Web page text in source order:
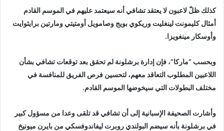
كذلك ظلّ لاعبون لا يعتقد تشافي أنه سيعتمد عليهم في الموسم القادم
أمثال كليمونت لينغليت وريكوي بويج وصامويل أومتيتي ومارتين برايثوايت
وأوسكار مينغويزا.
وبحسب “ماركا”، فإن إدارة برشلونة لم تحقق بعد توقعات تشافي بشأن
اللاعبين المطلوب التعاقد معهم، لتحسين فرص الفريق للمنافسة في
مختلف البطولات التي سيخوضها الموسم القادم.
وأشارت الصحيفة الإسبانية إلى أن تشافي قد تلقى وعدا من مسؤول كبير
في برشلونة بأنه سيضم البولندي روبرت ليفاندوفسكي من بايرن ميونيخ